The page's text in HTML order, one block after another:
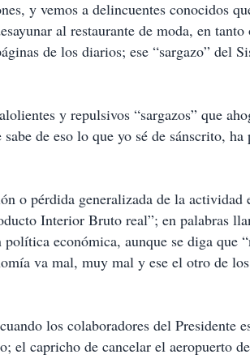
y vemos a delincuentes conocidos
al restaurante de moda, en tanto
de los diarios; ese “sargazo” del
y repulsivos “sargazos” que
de eso lo que yo sé de sánscrito, ha
o pérdida generalizada de la actividad
Interior Bruto real”; en palabras
económica, aunque se diga que
va mal, muy mal y ese el otro de los
los colaboradores del Presidente
el capricho de cancelar el aeropuerto